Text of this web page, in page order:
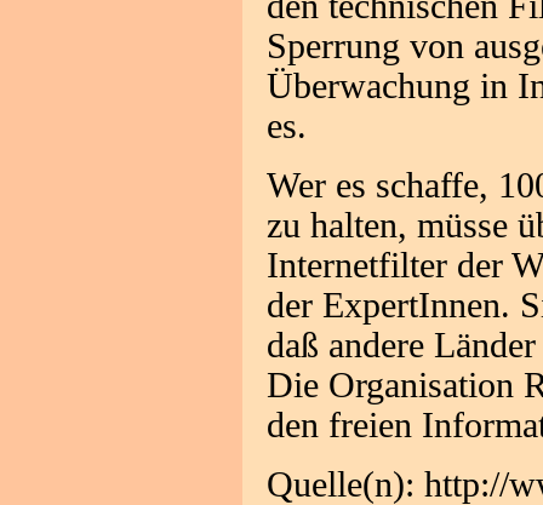
Sperrung von
Überwachung in
es.
Wer es schaffe,
zu halten, müsse
Internetfilter der
der ExpertInnen.
daß andere
Die Organisation
den freien
Quelle(n): http://